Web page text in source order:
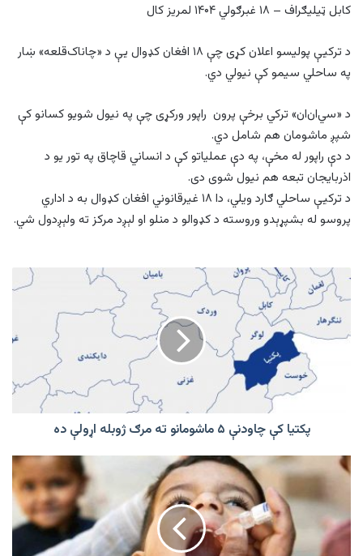
کابل ټیلیګراف – ۱۸ غبرګولي ۱۴۰۴ لمریز کال
د ترکیې پولیسو اعلان کړی چې ۱۸ افغان کډوال یې د «چاناک‌قلعه» ښار
په ساحلي سیمو کې نیولي دي.
د «سي‌ان‌ان» ترکي برخې پرون راپور ورکړی چې په نیول شویو کسانو کې
شپږ ماشومان هم شامل دي.
د دې راپور له مخې، په دې عملیاتو کې د انساني قاچاق په تور یو د
اذربایجان تبعه هم نیول شوی دی.
د ترکیې ساحلي ګارد ویلي، دا ۱۸ غیرقانوني افغان کډوال به د اداري
پروسو له بشپړېدو وروسته د کډوالو د منلو او لېږد مرکز ته ولېږدول شي.
پکتيا
کې
ماشومانو
پکتيا کې چاودنې ۵ ماشومانو ته مرګ ژوبله اړولې ده
په
افغانستان
پولیو